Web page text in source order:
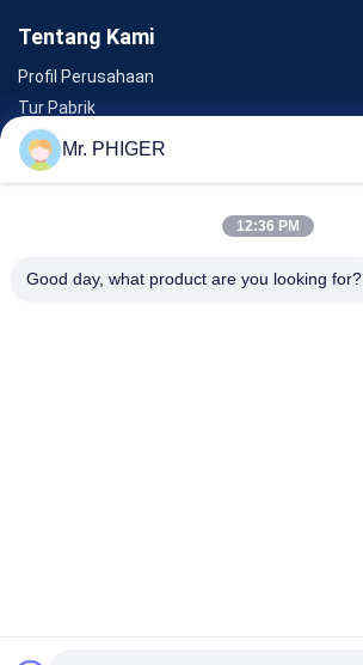
Tentang Kami
Profil Perusahaan
Tur Pabrik
Kontrol Kualitas
Sitemap
Mr. PHIGER
12:36 PM
Good day, what product are you looking for?